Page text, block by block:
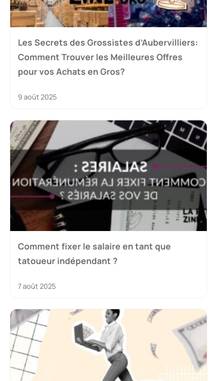
Les Secrets des Grossistes d’Aubervilliers:
Comment Trouver les Meilleures Offres
pour vos Achats en Gros?
9 août 2025
Comment fixer le salaire en tant que
tatoueur indépendant ?
7 août 2025